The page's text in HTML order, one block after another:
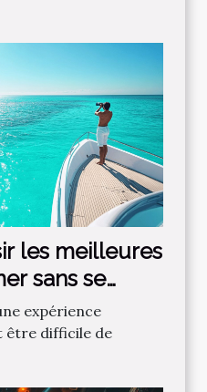
les meilleures
sans se
expérience
être difficile de